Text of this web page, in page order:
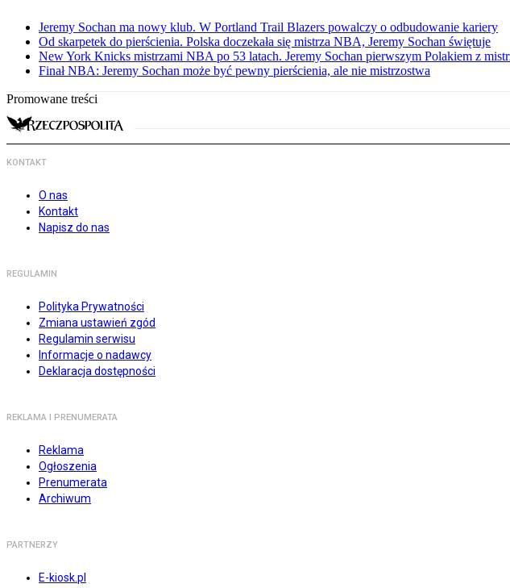
Jeremy Sochan ma nowy klub. W Portland Trail Blazers powalczy o odbudowanie kariery
Od skarpetek do pierścienia. Polska doczekała się mistrza NBA, Jeremy Sochan świętuje
New York Knicks mistrzami NBA po 53 latach. Jeremy Sochan pierwszym Polakiem z
Finał NBA: Jeremy Sochan może być pewny pierścienia, ale nie mistrzostwa
Promowane treści
KONTAKT
O nas
Kontakt
Napisz do nas
REGULAMIN
Polityka Prywatności
Zmiana ustawień zgód
Regulamin serwisu
Informacje o nadawcy
Deklaracja dostępności
REKLAMA I PRENUMERATA
Reklama
Ogłoszenia
Prenumerata
Archiwum
PARTNERZY
E-kiosk.pl